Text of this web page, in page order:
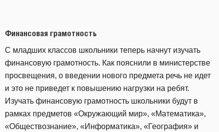
Финансовая грамотность
С младших классов школьники теперь начнут изучать
финансовую грамотность. Как пояснили в министерстве
просвещения, о введении нового предмета речь не идет
и это не приведет к повышению нагрузки на ребят.
Изучать финансовую грамотность школьники будут в
рамках предметов «Окружающий мир», «Математика»,
«Обществознание», «Информатика», «География» и